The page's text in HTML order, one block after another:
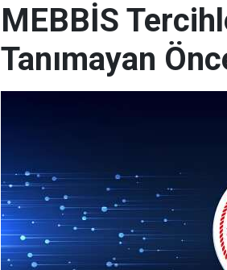
MEBBİS
Tanımayan